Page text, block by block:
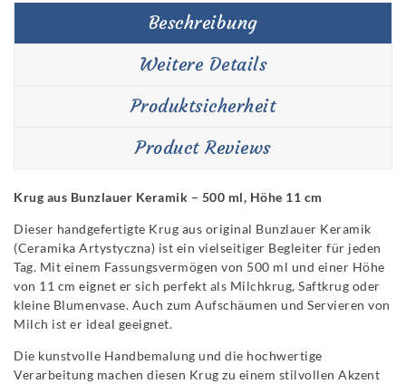
Beschreibung
Weitere Details
Produktsicherheit
Product Reviews
Krug aus Bunzlauer Keramik – 500 ml, Höhe 11 cm
Dieser handgefertigte Krug aus original Bunzlauer Keramik
(Ceramika Artystyczna) ist ein vielseitiger Begleiter für jeden
Tag. Mit einem Fassungsvermögen von 500 ml und einer Höhe
von 11 cm eignet er sich perfekt als Milchkrug, Saftkrug oder
kleine Blumenvase. Auch zum Aufschäumen und Servieren von
Milch ist er ideal geeignet.
Die kunstvolle Handbemalung und die hochwertige
Verarbeitung machen diesen Krug zu einem stilvollen Akzent